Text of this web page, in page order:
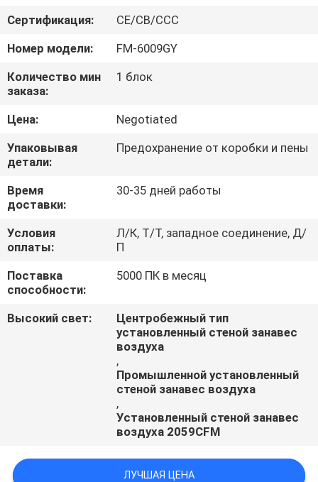
ПРОВЕРКА
КАЧЕСТВА
СВЯЖИТЕСЬ
МЫ
НОВОСТИ
СЛУЧАИ
Сертификация:
CE/CB/CCC
Номер модели:
FM-6009GY
Количество мин
заказа:
1 блок
Цена:
Negotiated
Упаковывая
детали:
Предохранение от коробки и пены
Время
доставки:
30-35 дней работы
Условия
оплаты:
Л/К, Т/Т, западное соединение, Д/
П
Поставка
способности:
5000 ПК в месяц
Высокий свет:
Центробежный тип
установленный стеной занавес
воздуха
,
Промышленной установленный
стеной занавес воздуха
,
Установленный стеной занавес
воздуха 2059CFM
ЛУЧШАЯ ЦЕНА